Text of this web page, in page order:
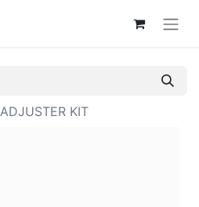
ADJUSTER KIT